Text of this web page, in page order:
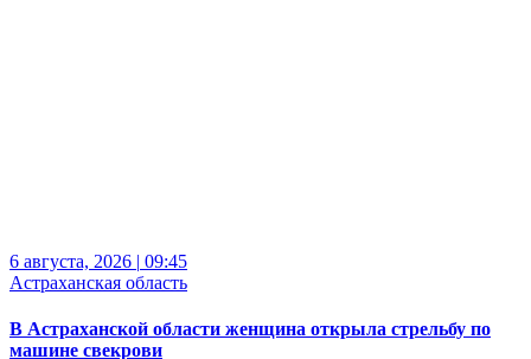
6 августа, 2026 | 09:45
Астраханская область
В Астраханской области женщина открыла стрельбу по
машине свекрови